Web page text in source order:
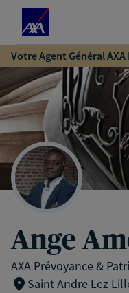
Votre Agent Général
Ange
AXA Prévoyance &
Saint Andre Lez